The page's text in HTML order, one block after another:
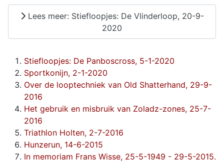
Lees meer: Stiefloopjes: De Vlinderloop, 20-9-
2020
Stiefloopjes: De Panboscross, 5-1-2020
Sportkonijn, 2-1-2020
Over de looptechniek van Old Shatterhand, 29-9-
2016
Het gebruik en misbruik van Zoladz-zones, 25-7-
2016
Triathlon Holten, 2-7-2016
Hunzerun, 14-6-2015
In memoriam Frans Wisse, 25-5-1949 - 29-5-2015.